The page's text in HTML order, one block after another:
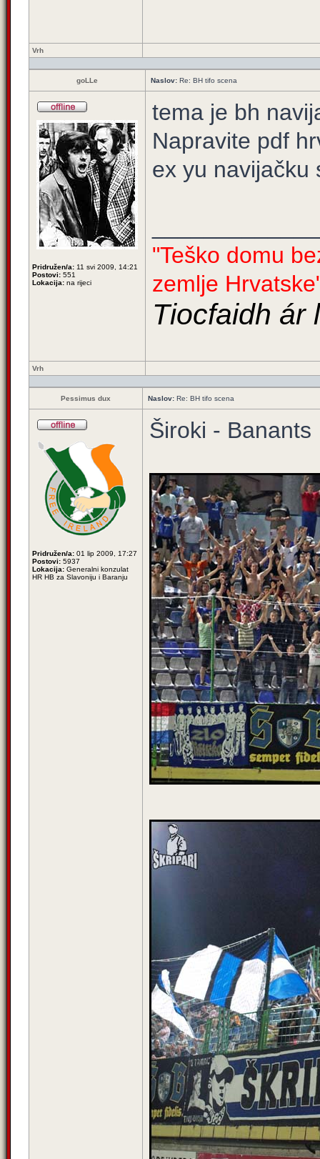
Vrh
goLLe Naslov: Re: BH tifo scena
Pridružen/a: 11 svi 2009, 14:21
Postovi: 551
Lokacija: na rijeci
tema je bh
Napravite pdf
ex yu navijačku
"Teško domu
zemlje
Tiocfaidh ár
Vrh
Pessimus dux Naslov: Re: BH tifo scena
Pridružen/a: 01 lip 2009, 17:27
Postovi: 5937
Lokacija: Generalni konzulat
HR HB za Slavoniju i Baranju
Široki - Banants